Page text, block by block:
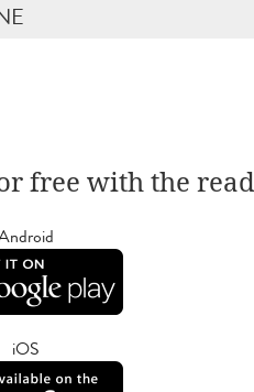
free with the
iOS